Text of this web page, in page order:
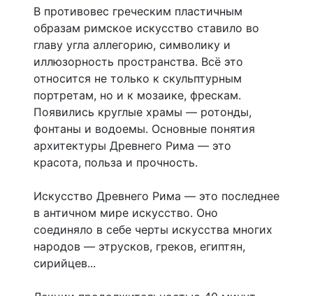
В противовес греческим пластичным
образам римское искусство ставило во
главу угла аллегорию, символику и
иллюзорность пространства. Всё это
относится не только к скульптурным
портретам, но и к мозаике, фрескам.
Появились круглые храмы — ротонды,
фонтаны и водоемы. Основные понятия
архитектуры Древнего Рима — это
красота, польза и прочность.
Искусство Древнего Рима — это последнее
в античном мире искусство. Оно
соединяло в себе черты искусства многих
народов — этрусков, греков, египтян,
сирийцев...